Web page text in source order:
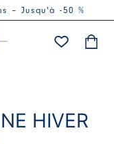
– Jusqu'à -50 %
HIVER